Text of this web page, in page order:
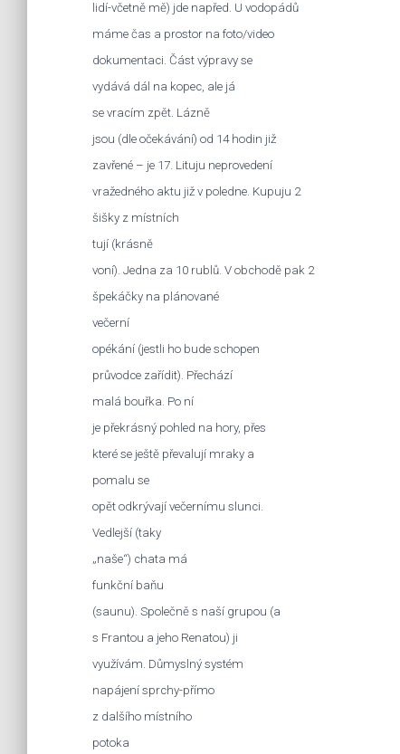
lidí-včetně mě) jde napřed. U vodopádů
máme čas a prostor na foto/video
dokumentaci. Část výpravy se
vydává dál na kopec, ale já
se vracím zpět. Lázně
jsou (dle očekávání) od 14 hodin již
zavřené – je 17. Lituju neprovedení
vražedného aktu již v poledne. Kupuju 2
šišky z místních
tují (krásně
voní). Jedna za 10 rublů. V obchodě pak 2
špekáčky na plánované
večerní
opékání (jestli ho bude schopen
průvodce zařídit). Přechází
malá bouřka. Po ní
je překrásný pohled na hory, přes
které se ještě převalují mraky a
pomalu se
opět odkrývají večernímu slunci.
Vedlejší (taky
„naše“) chata má
funkční baňu
(saunu). Společně s naší grupou (a
s Frantou a jeho Renatou) ji
využívám. Důmyslný systém
napájení sprchy-přímo
z dalšího místního
potoka